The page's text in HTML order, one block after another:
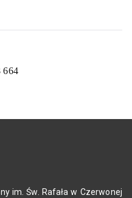
664
im. Św. Rafała w Czerwonej